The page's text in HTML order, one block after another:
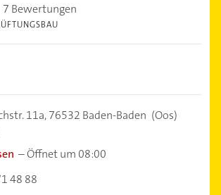
7 Bewertungen
11a,76532 Baden-Baden (Oos)
–Öffnet um 08:00
48 88